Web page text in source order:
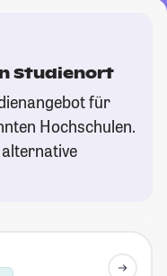
Studienort
für
Hochschulen.